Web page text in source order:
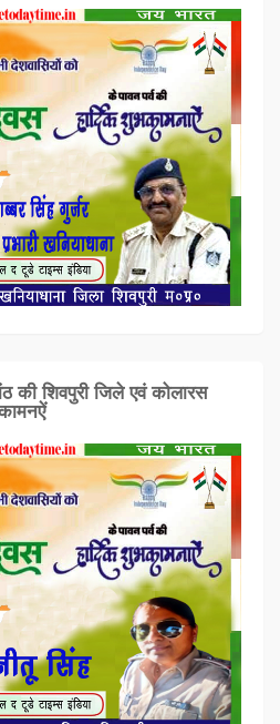
की शिवपुरी जिले एवं कोलारस